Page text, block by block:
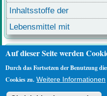
Inhaltsstoffe der
Lebensmittel
Lebensmittel mit
Inhaltsstoffen
Benutzermenü
Anmelden
Auf dieser Seite werden
Durch das Fortsetzen der Benutzung
Cookies zu. Weitere Informationen